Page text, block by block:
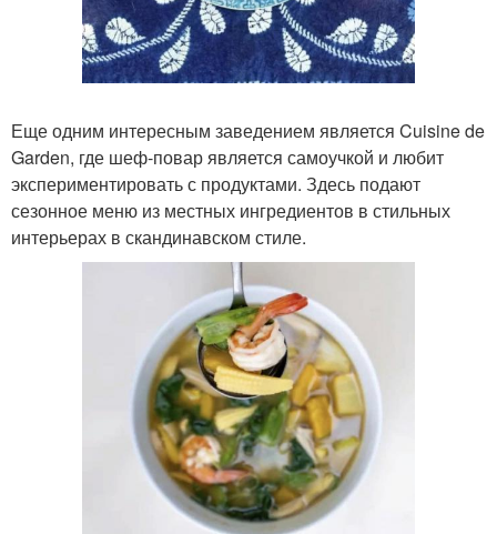
Еще одним интересным заведением является Cuisine de
Garden, где шеф-повар является самоучкой и любит
экспериментировать с продуктами. Здесь подают
сезонное меню из местных ингредиентов в стильных
интерьерах в скандинавском стиле.